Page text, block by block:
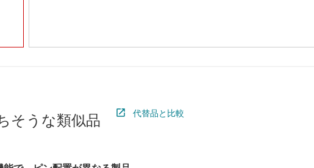
そうな類似品 代替品と比較